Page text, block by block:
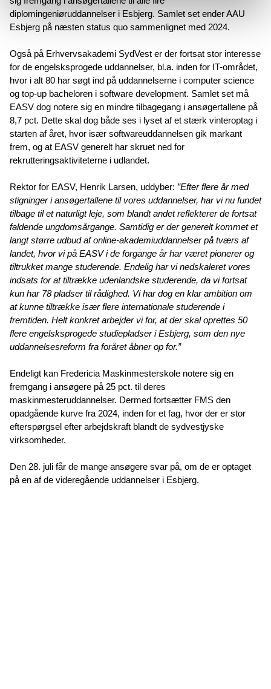
diplomingeniøruddannelser i Esbjerg. Samlet set ender AAU
Esbjerg på næsten status quo sammenlignet med 2024.
Også på Erhvervsakademi SydVest er der fortsat stor interesse
for de engelsksprogede uddannelser, bl.a. inden for IT-området,
hvor i alt 80 har søgt ind på uddannelserne i computer science
og top-up bacheloren i software development. Samlet set må
EASV dog notere sig en mindre tilbagegang i ansøgertallene på
8,7 pct. Dette skal dog både ses i lyset af et stærk vinteroptag i
starten af året, hvor især softwareuddannelsen gik markant
frem, og at EASV generelt har skruet ned for
rekrutteringsaktiviteterne i udlandet.
Rektor for EASV, Henrik Larsen, uddyber: ”Efter flere år med
stigninger i ansøgertallene til vores uddannelser, har vi nu fundet
tilbage til et naturligt leje, som blandt andet reflekterer de fortsat
faldende ungdomsårgange. Samtidig er der generelt kommet et
langt større udbud af online-akademiuddannelser på tværs af
landet, hvor vi på EASV i de forgange år har været pionerer og
tiltrukket mange studerende. Endelig har vi nedskaleret vores
indsats for at tiltrække udenlandske studerende, da vi fortsat
kun har 78 pladser til rådighed. Vi har dog en klar ambition om
at kunne tiltrække især flere internationale studerende i
fremtiden. Helt konkret arbejder vi for, at der skal oprettes 50
flere engelsksprogede studiepladser i Esbjerg, som den nye
uddannelsesreform fra foråret åbner op for.”
Endeligt kan Fredericia Maskinmesterskole notere sig en
fremgang i ansøgere på 25 pct. til deres
maskinmesteruddannelser. Dermed fortsætter FMS den
opadgående kurve fra 2024, inden for et fag, hvor der er stor
efterspørgsel efter arbejdskraft blandt de sydvestjyske
virksomheder.
Den 28. juli får de mange ansøgere svar på, om de er optaget
på en af de videregående uddannelser i Esbjerg.